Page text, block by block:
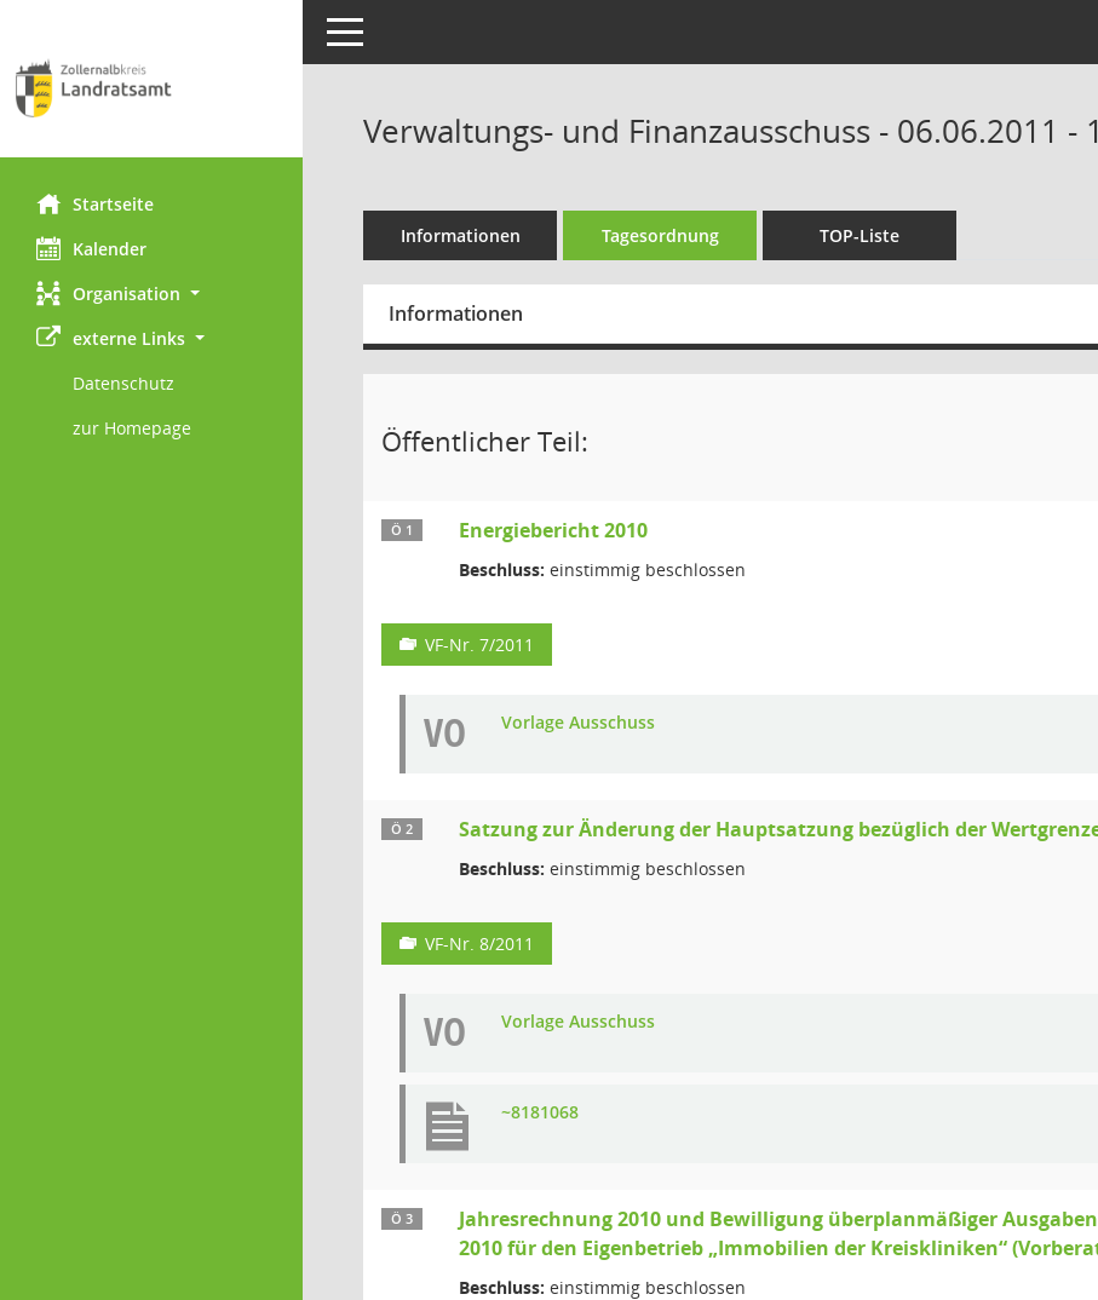
Startseite
Kalender
Organisation
externe Links
Datenschutz
zur Homepage
Toggle navigation
Verwaltungs- und Finanzausschuss - 06.06.2011 -
Informationen Tagesordnung TOP-Liste
Informationen
Öffentlicher Teil:
Ö 1 Energiebericht 2010
Beschluss: einstimmig beschlossen
VF-Nr. 7/2011
VO Vorlage Ausschuss
Ö 2 Satzung zur Änderung der Hauptsatzung bezüglich der
Beschluss: einstimmig beschlossen
VF-Nr. 8/2011
VO Vorlage Ausschuss
~8181068
Ö 3
Jahresrechnung 2010 und Bewilligung überplanmäßiger
2010 für den Eigenbetrieb „Immobilien der Kreiskliniken“
Beschluss: einstimmig beschlossen